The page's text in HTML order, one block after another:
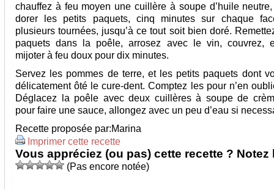
chauffez à feu moyen une cuillère à soupe d’huile
dorer les petits paquets, cinq minutes sur chaque
plusieurs tournées, jusqu’à ce tout soit bien doré.
paquets dans la poêle, arrosez avec le vin, couvrez,
mijoter à feu doux pour dix minutes.
Servez les pommes de terre, et les petits paquets dont
délicatement ôté le cure-dent. Comptez les pour n’en
Déglacez la poêle avec deux cuillères à soupe de
pour faire une sauce, allongez avec un peu d’eau si
Recette proposée par:Marina
Imprimer cette recette
Vous appréciez (ou pas) cette recette ? Notez
(Pas encore notée)